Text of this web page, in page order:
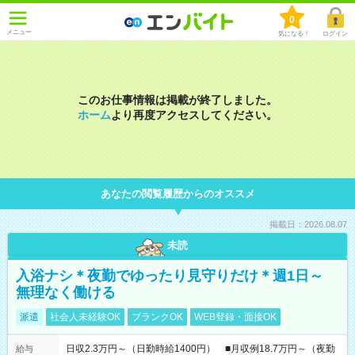
メニュー
0
気になる！ ログイン
このお仕事情報は掲載が終了しました。
ホームより再度アクセスしてください。
あなたの閲覧履歴からのオススメ
掲載日：2026.08.07
未読
入浴ナシ＊夜勤でゆったり見守りだけ＊週1日～
無理なく働ける
派遣 社会人未経験OK ブランクOK WEB登録・面接OK
給与
日収2.3万円～（日勤時給1400円） ■月収例18.7万円～（夜勤